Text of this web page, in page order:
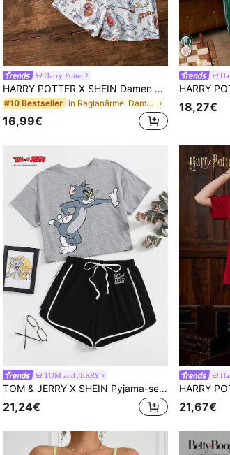
Harry Potter
HARRY POTTER X SHEIN Damen Minimalistisches bedrucktes Kurzarm Top und Shorts Pyjama Set
#10 Bestseller in Raglanärmel Damen Nachtwäsche
16,99€
18,27€
TOM and JERRY
TOM & JERRY X SHEIN Pyjama-set Mit Cartoon-grafik Top Und Kurzer Delphin-hose
21,24€ 21,67€